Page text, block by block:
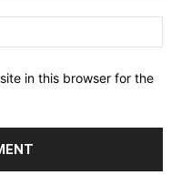
in this browser for the